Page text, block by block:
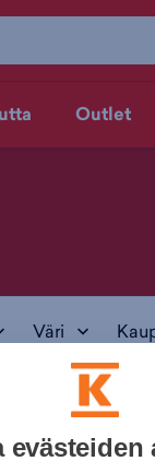
Outlet
Väri
evästeiden